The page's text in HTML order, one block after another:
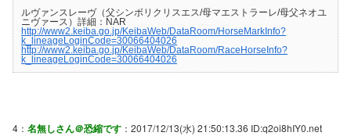
ルヴァンスレーヴ（父シンボリクリスエス/母マエストラーレ/母父ネオユ
ニヴァース）詳細：NAR
http://www2.keiba.go.jp/KeibaWeb/DataRoom/HorseMarkInfo?
k_lineageLoginCode=30066404026
http://www2.keiba.go.jp/KeibaWeb/DataRoom/RaceHorseInfo?
k_lineageLoginCode=30066404026
4： 名無しさん＠恐縮です ：2017/12/13(水) 21:50:13.36 ID:q2oi8hIY0.net